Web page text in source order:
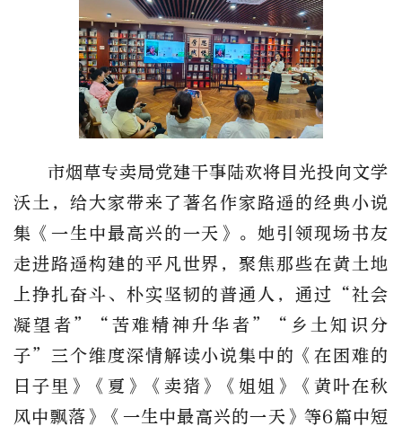
市烟草专卖局党建干事陆欢将目光投向文学
沃土，给大家带来了著名作家路遥的经典小说
集《一生中最高兴的一天》。她引领现场书友
走进路遥构建的平凡世界，聚焦那些在黄土地
上挣扎奋斗、朴实坚韧的普通人，通过“社会
凝望者”“苦难精神升华者”“乡土知识分
子”三个维度深情解读小说集中的《在困难的
日子里》《夏》《卖猪》《姐姐》《黄叶在秋
风中飘落》《一生中最高兴的一天》等6篇中短